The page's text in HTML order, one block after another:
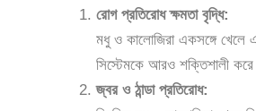
রোগ প্রতিরোধ ক্ষমতা বৃদ্ধি:
মধু ও কালোজিরা একসঙ্গে খেলে
সিস্টেমকে আরও শক্তিশালী
জ্বর ও ঠান্ডা প্রতিরোধ: